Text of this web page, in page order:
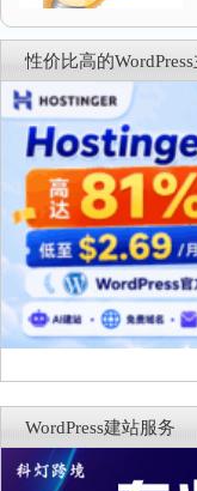
性价比高的
WordPress建站服务